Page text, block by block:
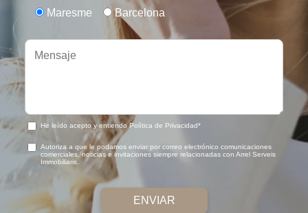
Maresme Barcelona
He leído acepto y entiendo Política de Privacidad*
Autoriza a que le podamos enviar por correo electrónico comunicaciones
comerciales, noticias e invitaciones siempre relacionadas con Arrel Serveis
Immobiliaris.